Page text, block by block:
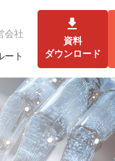
会社
ート
資料
ダウンロード